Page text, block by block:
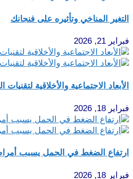
التغير المناخي وتأثيره على فنجانك
فبراير 21, 2026
الأبعاد الاجتماعية والأخلاقية
فبراير 18, 2026
ارتفاع الضغط في الحمل يسبب
فبراير 18, 2026